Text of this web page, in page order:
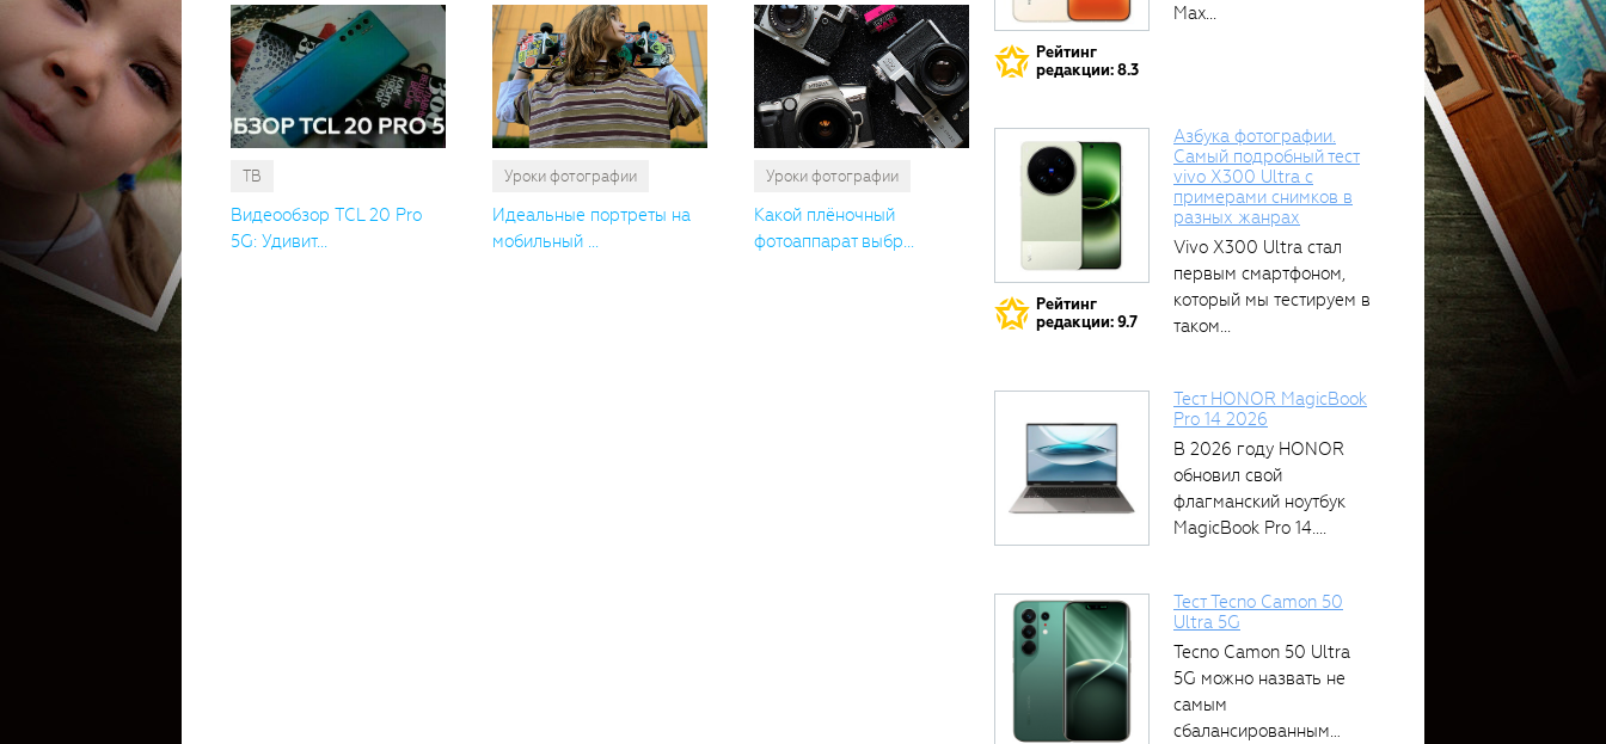
ТВ
Видеообзор TCL 20 Pro
5G: Удивит...
Уроки фотографии
Идеальные портреты на
мобильный ...
Уроки фотографии
Какой плёночный
фотоаппарат выбр...
Рейтинг
редакции: 8.3
Max...
Рейтинг
редакции: 9.7
Азбука фотографии.
Самый подробный тест
vivo X300 Ultra с
примерами снимков в
разных жанрах
Vivo X300 Ultra стал
первым смартфоном,
который мы тестируем в
таком...
Тест HONOR MagicBook
Pro 14 2026
В 2026 году HONOR
обновил свой
флагманский ноутбук
MagicBook Pro 14....
Тест Tecno Camon 50
Ultra 5G
Tecno Camon 50 Ultra
5G можно назвать не
самым
сбалансированным